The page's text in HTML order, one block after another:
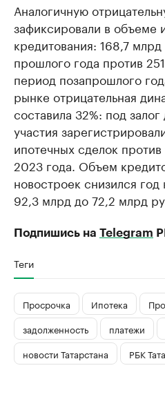
Аналогичную
зафиксировали в объеме
кредитования: 168,7 млрд
прошлого года против
период позапрошлого
рынке отрицательная
составила 32%: под
участия
ипотечных сделок
2023 года. Объем
новостроек снизился год
92,3 млрд до 72,2 млрд
Подпишись на Telegram
Теги
Просрочка Ипотека
задолженность
платежи
новости Татарстана
РБК